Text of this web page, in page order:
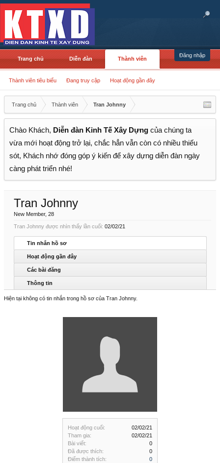
Đăng nhập
Trang chủ Diễn đàn Thành viên
Thành viên tiêu biểu Đang truy cập Hoạt động gần đây
Trang chủ Thành viên Tran Johnny
Chào Khách, Diễn đàn Kinh Tế Xây Dựng của chúng ta
vừa mới hoạt động trở lại, chắc hẳn vẫn còn có nhiều thiếu
sót, Khách nhớ đóng góp ý kiến để xây dựng diễn đàn ngày
càng phát triển nhé!
Hoạt động cuối:
02/02/21
Tham gia:
02/02/21
Bài viết:
0
Đã được thích:
0
Điểm thành tích:
0
Tran Johnny
New Member, 28
Tran Johnny được nhìn thấy lần cuối: 02/02/21
Tin nhắn hồ sơ
Hoạt động gần đây
Các bài đăng
Thông tin
Hiện tại không có tin nhắn trong hồ sơ của Tran Johnny.